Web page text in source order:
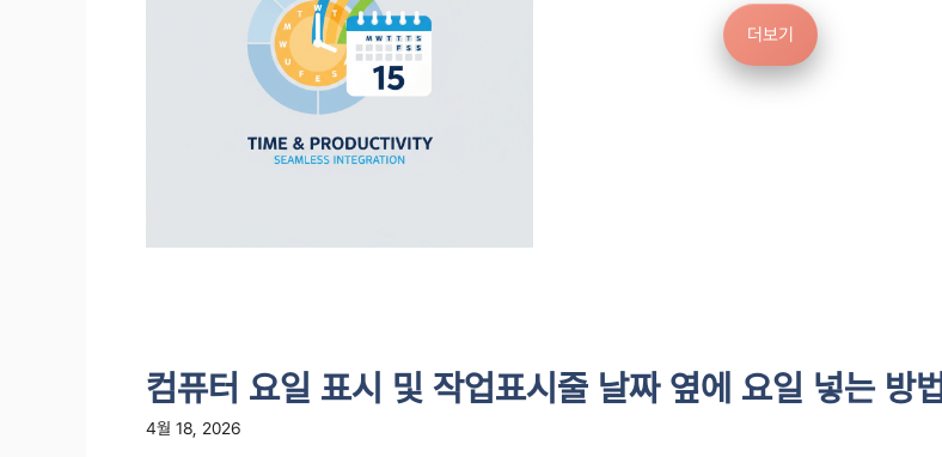
더보기
컴퓨터 요일 표시 및 작업표시줄 날짜 옆에 요일 넣는 방법
4월 18, 2026